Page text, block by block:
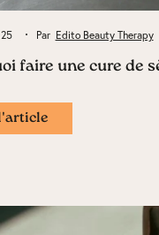
Par Edito Beauty Therapy
faire une cure de